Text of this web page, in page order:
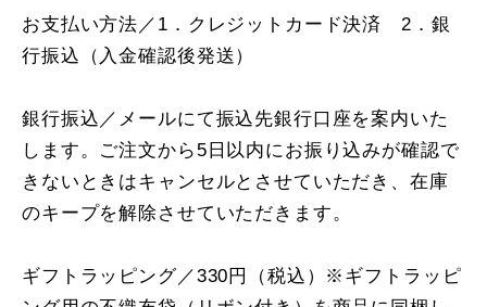
お支払い方法／1．クレジットカード決済 2．銀
行振込（入金確認後発送）
銀行振込／メールにて振込先銀行口座を案内いた
します。ご注文から5日以内にお振り込みが確認で
きないときはキャンセルとさせていただき、在庫
のキープを解除させていただきます。
ギフトラッピング／330円（税込）※ギフトラッピ